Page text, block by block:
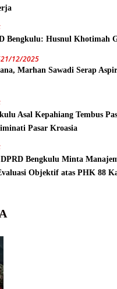
Bengkulu: Husnul Khotimah
21/12/2025
Marhan Sawadi Serap
Asal Kepahiang Tembus
Pasar Kroasia
Bengkulu Minta
Objektif atas PHK 88